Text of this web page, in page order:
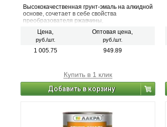
Высококачественная грунт-эмаль на алкидной
основе, сочетает в себе свойства
преобразователя ржавчины,
эмали.Цена,
руб./шт.
Оптовая цена,
руб./шт.
1 005.75 949.89
Купить в 1 клик
Добавить в корзину